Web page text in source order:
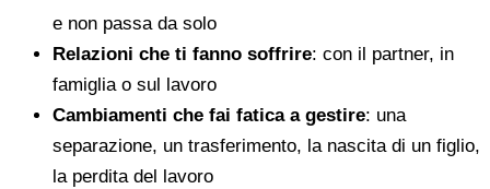
e non passa da solo
Relazioni che ti fanno soffrire: con il partner, in
famiglia o sul lavoro
Cambiamenti che fai fatica a gestire: una
separazione, un trasferimento, la nascita di un figlio,
la perdita del lavoro